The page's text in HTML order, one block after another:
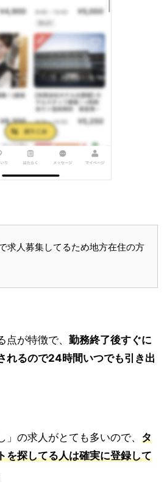
求人募集してるため地方在住の方
が特徴で、 勤務終了後すぐに
れるので24時間いつでも引き出
」の求人がとても多いので、 タ
を探してる人は確実に登録して